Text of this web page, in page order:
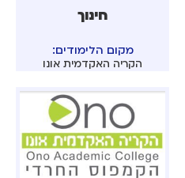
חינוך
מקום הלימודים:
הקריה האקדמית אונו